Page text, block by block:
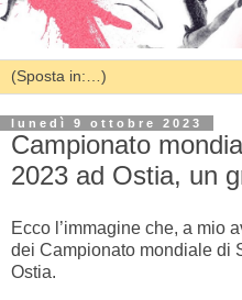
lunedì 9 ottobre 2023
Campionato
2023 ad Ostia, un
Ecco l’immagine che, a mio
dei Campionato mondiale di
Ostia.